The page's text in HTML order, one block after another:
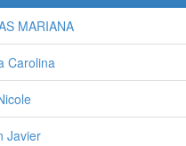
MARIANA
Carolina
Javier